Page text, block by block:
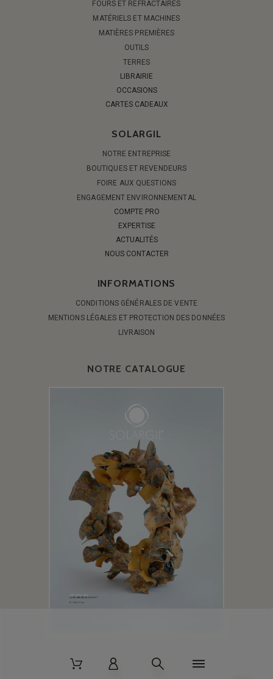
FOURS ET RÉFRACTAIRES
MATÉRIELS ET MACHINES
MATIÈRES PREMIÈRES
OUTILS
TERRES
LIBRAIRIE
OCCASIONS
CARTES CADEAUX
SOLARGIL
NOTRE ENTREPRISE
BOUTIQUES ET REVENDEURS
FOIRE AUX QUESTIONS
ENGAGEMENT ENVIRONNEMENTAL
COMPTE PRO
EXPERTISE
ACTUALITÉS
NOUS CONTACTER
INFORMATIONS
CONDITIONS GÉNÉRALES DE VENTE
MENTIONS LÉGALES ET PROTECTION DES DONNÉES
LIVRAISON
NOTRE CATALOGUE